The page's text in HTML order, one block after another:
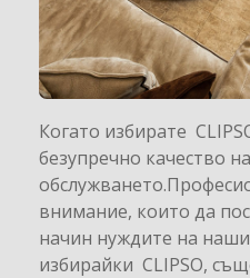
Когато избирате
безупречно качество на
внимание, които да
начин нуждите на
избирайки CLIPSO,